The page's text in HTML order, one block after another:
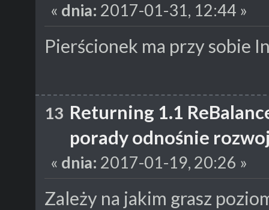
« dnia: 2017-01-31, 12:44 »
Pierścionek ma przy sobie
13 Returning 1.1
porady odnośnie
« dnia: 2017-01-19, 20:26 »
Zależy na jakim grasz